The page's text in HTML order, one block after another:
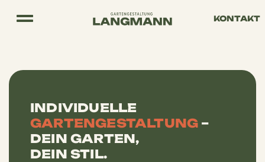
KONTAKT
INDIVIDUELLE
GARTENGESTALTUNG –
DEIN GARTEN,
DEIN STIL.